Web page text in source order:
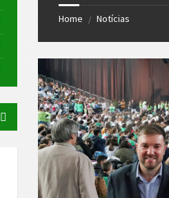
Home / Notícias